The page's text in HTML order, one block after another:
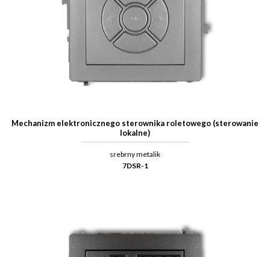
Mechanizm elektronicznego sterownika roletowego (sterowanie
lokalne)
srebrny metalik
7DSR-1